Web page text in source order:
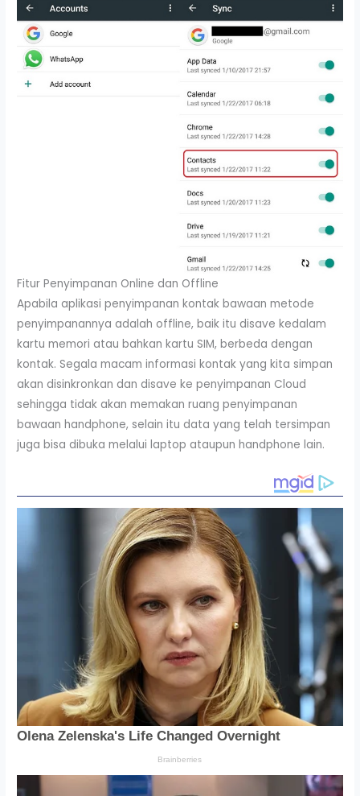
Fitur Penyimpanan Online dan Offline
Apabila aplikasi penyimpanan kontak bawaan metode
penyimpanannya adalah offline, baik itu disave kedalam
kartu memori atau bahkan kartu SIM, berbeda dengan
kontak. Segala macam informasi kontak yang kita simpan
akan disinkronkan dan disave ke penyimpanan Cloud
sehingga tidak akan memakan ruang penyimpanan
bawaan handphone, selain itu data yang telah tersimpan
juga bisa dibuka melalui laptop ataupun handphone lain.